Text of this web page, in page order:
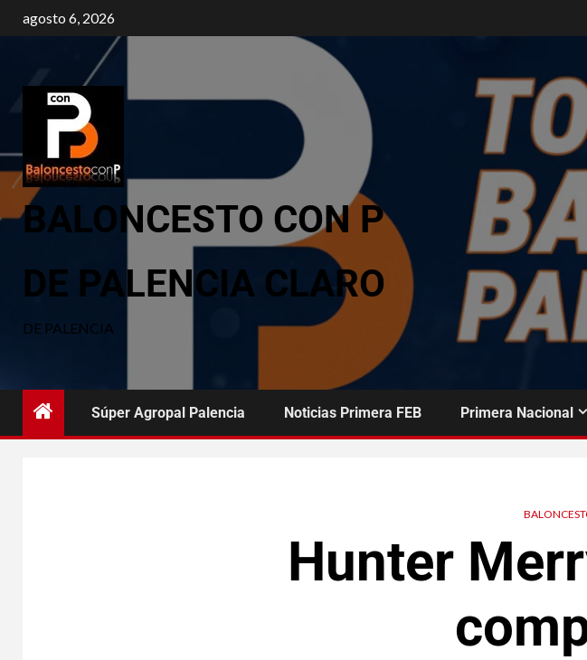
agosto 6, 2026
BALONCESTO CON P
DE PALENCIA CLARO
DE PALENCIA
Súper Agropal Palencia Noticias Primera FEB Primera Nacional
Hunter